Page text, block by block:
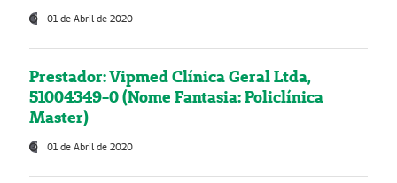
01 de Abril de 2020
Prestador: Vipmed Clínica Geral Ltda,
51004349-0 (Nome Fantasia: Policlínica
Master)
01 de Abril de 2020